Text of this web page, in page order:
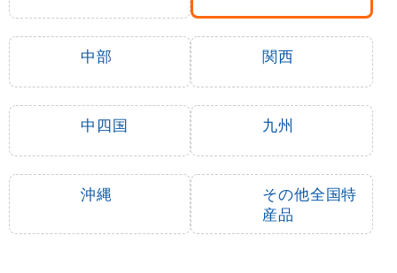
中部 関西
中四国 九州
沖縄
その他全国特
産品